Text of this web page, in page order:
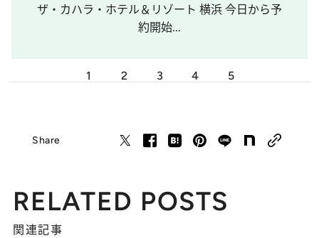
ザ・カハラ・ホテル＆リゾート 横浜 今日から予
約開始...
1 2 3 4 5
Share
RELATED POSTS
関連記事